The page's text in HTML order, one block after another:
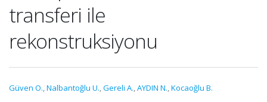
transferi ile
rekonstruksiyonu
Güven O.,Nalbantoğlu U.,Gereli A.,AYDIN N.,Kocaoğlu B.